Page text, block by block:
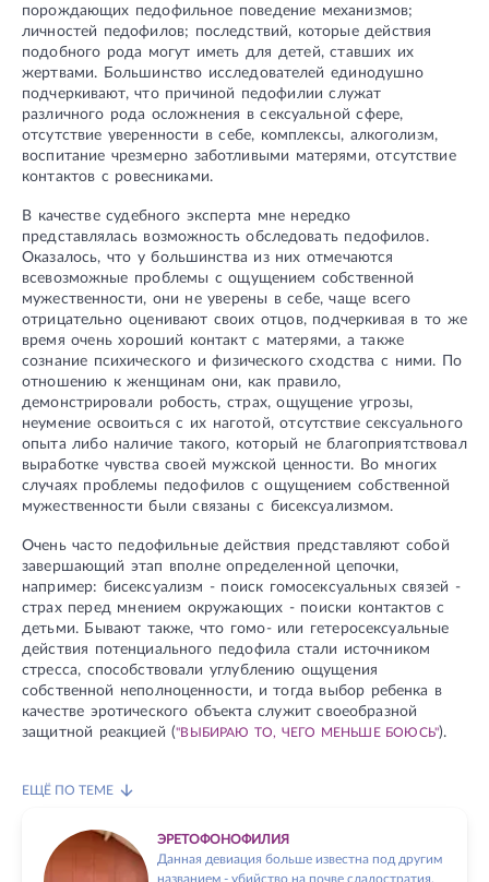
порождающих педофильное поведение механизмов;
личностей педофилов; последствий, которые действия
подобного рода могут иметь для детей, ставших их
жертвами. Большинство исследователей единодушно
подчеркивают, что причиной педофилии служат
различного рода осложнения в сексуальной сфере,
отсутствие уверенности в себе, комплексы, алкоголизм,
воспитание чрезмерно заботливыми матерями, отсутствие
контактов с ровесниками.
В качестве судебного эксперта мне нередко
представлялась возможность обследовать педофилов.
Оказалось, что у большинства из них отмечаются
всевозможные проблемы с ощущением собственной
мужественности, они не уверены в себе, чаще всего
отрицательно оценивают своих отцов, подчеркивая в то же
время очень хороший контакт с матерями, а также
сознание психического и физического сходства с ними. По
отношению к женщинам они, как правило,
демонстрировали робость, страх, ощущение угрозы,
неумение освоиться с их наготой, отсутствие сексуального
опыта либо наличие такого, который не благоприятствовал
выработке чувства своей мужской ценности. Во многих
случаях проблемы педофилов с ощущением собственной
мужественности были связаны с бисексуализмом.
Очень часто педофильные действия представляют собой
завершающий этап вполне определенной цепочки,
например: бисексуализм - поиск гомосексуальных связей -
страх перед мнением окружающих - поиски контактов с
детьми. Бывают также, что гомо- или гетеросексуальные
действия потенциального педофила стали источником
стресса, способствовали углублению ощущения
собственной неполноценности, и тогда выбор ребенка в
качестве эротического объекта служит своеобразной
защитной реакцией ("ВЫБИРАЮ ТО, ЧЕГО МЕНЬШЕ БОЮСЬ").
ЕЩЁ ПО ТЕМЕ
ЭРЕТОФОНОФИЛИЯ
Данная девиация больше известна под другим
названием - убийство на почве сладостратия.